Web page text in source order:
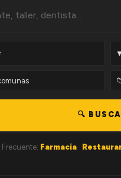
🔍
Frecuente: Farmacia ·